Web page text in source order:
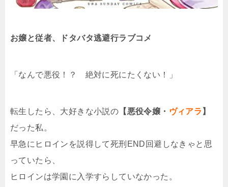
お嬢と従者、ドタバタ逃避行ラブコメ
「なんで悪役！？ 絶対に死にたくない！」
転生したら、大好きな小説の 【悪役令嬢・ ヴィアラ 】
だった私。
早急にヒロインを説得して死刑END回避しなきゃと思
っていたら、
ヒロインは学園に入学すらしていなかった。